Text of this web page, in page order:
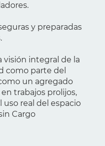
y preparadas
visión integral de la
como parte del
un agregado
trabajos prolijos,
uso real del espacio
Cargo